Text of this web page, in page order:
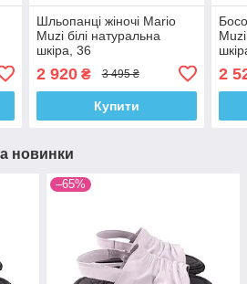
Шльопанці жіночі Mario
Muzi білі натуральна
шкіра, 36
2 920₴ 3 495 ₴
Купити
2
новинки
–65%